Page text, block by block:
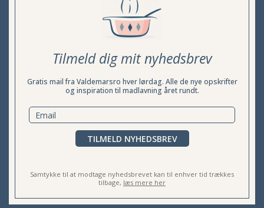
Tilmeld dig mit nyhedsbrev
Gratis mail fra Valdemarsro hver lørdag. Alle de nye opskrifter
og inspiration til madlavning året rundt.
TILMELD NYHEDSBREV
Samtykke til at modtage nyhedsbrevet kan til enhver tid trækkes
tilbage, læs mere her